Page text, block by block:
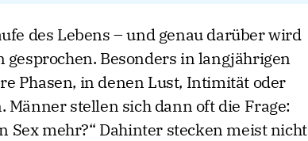
des Lebens – und genau darüber wird
Besonders in langjährigen
Phasen, in denen Lust, Intimität oder
Männer stellen sich dann oft die Frage:
Sex mehr?“ Dahinter stecken meist nicht